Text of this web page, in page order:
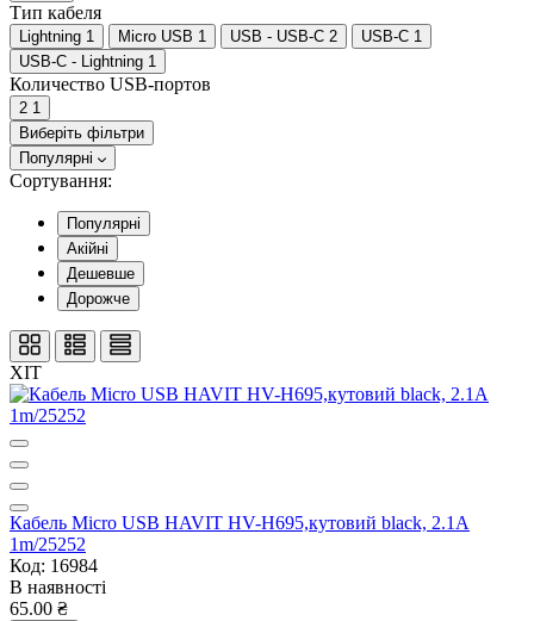
Тип кабеля
Lightning 1 Micro USB 1 USB - USB-C 2 USB-C 1
USB-C - Lightning 1
Количество USB-портов
2 1
Виберіть фільтри
Популярні
Сортування:
Популярні
Акійні
Дешевше
Дорожче
ХІТ
Кабель Micro USB HAVIT HV-H695,кутовий black, 2.1А
1m/25252
Код: 16984
В наявності
65.00 ₴